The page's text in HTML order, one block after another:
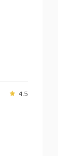
4.5